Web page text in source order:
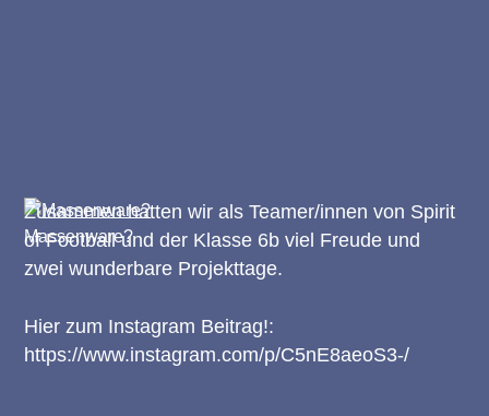
Massenware?
Zusammen hatten wir als Teamer/innen von Spirit
of Football und der Klasse 6b viel Freude und
zwei wunderbare Projekttage.
Hier zum Instagram Beitrag!:
https://www.instagram.com/p/C5nE8aeoS3-/